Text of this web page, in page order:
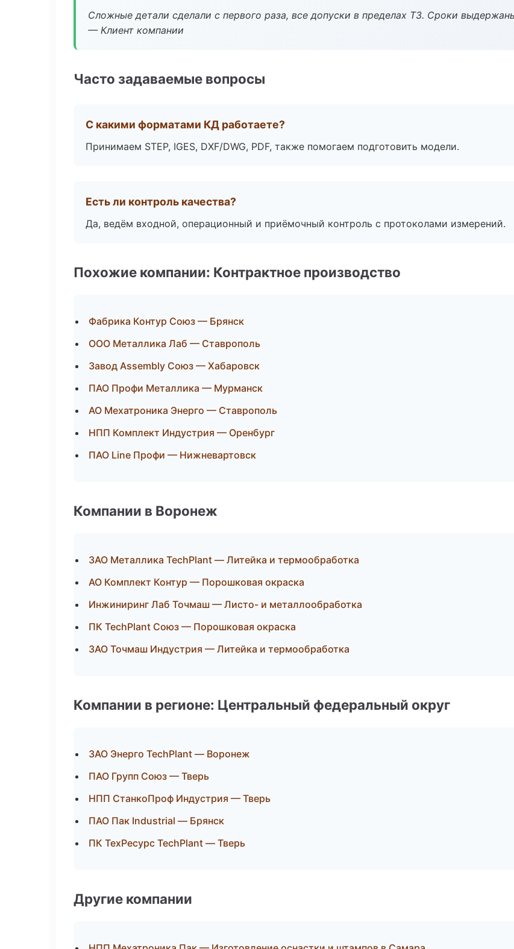
Сложные детали сделали с первого раза, все допуски в пределах ТЗ. Сроки
— Клиент компании
Часто задаваемые вопросы
С какими форматами КД работаете?
Принимаем STEP, IGES, DXF/DWG, PDF, также помогаем подготовить модели.
Есть ли контроль качества?
Да, ведём входной, операционный и приёмочный контроль с протоколами измерений.
Похожие компании: Контрактное производство
Фабрика Контур Союз — Брянск
ООО Металлика Лаб — Ставрополь
Завод Assembly Союз — Хабаровск
ПАО Профи Металлика — Мурманск
АО Мехатроника Энерго — Ставрополь
НПП Комплект Индустрия — Оренбург
ПАО Line Профи — Нижневартовск
Компании в Воронеж
ЗАО Металлика TechPlant — Литейка и термообработка
АО Комплект Контур — Порошковая окраска
Инжиниринг Лаб Точмаш — Листо- и металлообработка
ПК TechPlant Союз — Порошковая окраска
ЗАО Точмаш Индустрия — Литейка и термообработка
Компании в регионе: Центральный федеральный округ
ЗАО Энерго TechPlant — Воронеж
ПАО Групп Союз — Тверь
НПП СтанкоПроф Индустрия — Тверь
ПАО Пак Industrial — Брянск
ПК ТехРесурс TechPlant — Тверь
Другие компании